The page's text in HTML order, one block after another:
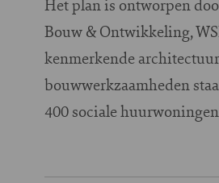
Het plan is ontworpen
Bouw & Ontwikkeling,
kenmerkende
bouwwerkzaamheden
400 sociale